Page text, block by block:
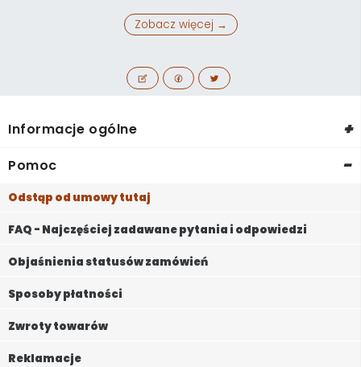
Zobacz więcej →
Informacje ogólne +
Pomoc -
Odstąp od umowy tutaj
FAQ - Najczęściej zadawane pytania i odpowiedzi
Objaśnienia statusów zamówień
Sposoby płatności
Zwroty towarów
Reklamacje